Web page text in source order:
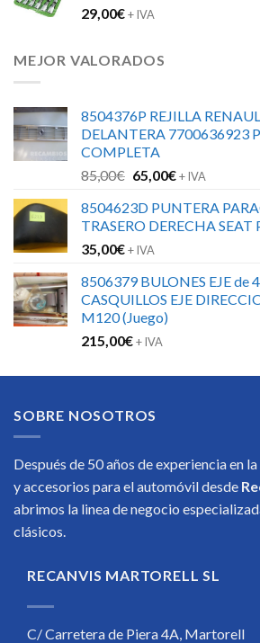
29,00€+ IVA
MEJOR VALORADOS
8504376P REJILLA
DELANTERA 7700636923
COMPLETA
85,00€ El
original
era:
85,00€.
65,00€El
actual
es:
+ IVA
8504623D PUNTERA
TRASERO DERECHA
35,00€+ IVA
8506379 BULONES EJE de
CASQUILLOS EJE
M120 (Juego)
215,00€+ IVA
SOBRE NOSOTROS
Después de 50 años de experiencia en
y accesorios para el automóvil desde
abrimos la linea de negocio
clásicos.
RECANVIS MARTORELL SL
C/ Carretera de Piera 4A, Martorell